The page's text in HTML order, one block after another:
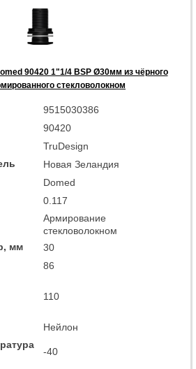
90420 1"1/4 BSP Ø30мм из чёрного
стекловолокном
9515030386
90420
TruDesign
Новая Зеландия
Domed
0.117
Армирование
стекловолокном
мм
30
86
110
Нейлон
-40